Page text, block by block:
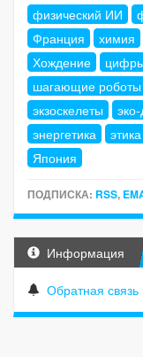
физический ИИ
Франция
химия
Хождение
шагающие роботы
экзоскелеты
энергетика
Япония
ПОДПИСКА: RSS,
Информация
Обратная связь